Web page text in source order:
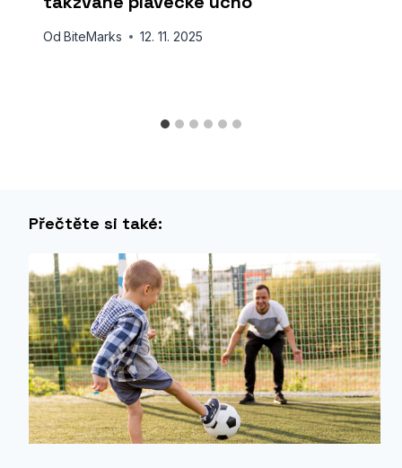
Od BiteMarks 12. 11. 2025
Přečtěte si také: